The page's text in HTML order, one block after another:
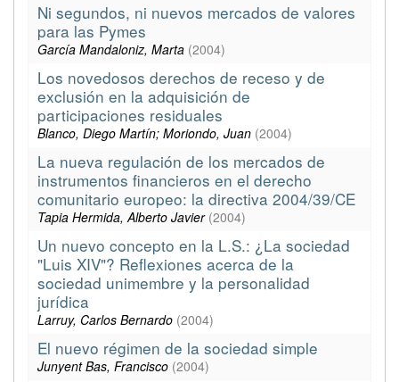
Ni segundos, ni nuevos mercados de valores
para las Pymes
García Mandaloniz, Marta (2004)
Los novedosos derechos de receso y de
exclusión en la adquisición de
participaciones residuales
Blanco, Diego Martín; Moriondo, Juan (2004)
La nueva regulación de los mercados de
instrumentos financieros en el derecho
comunitario europeo: la directiva 2004/39/CE
Tapia Hermida, Alberto Javier (2004)
Un nuevo concepto en la L.S.: ¿La sociedad
"Luis XIV"? Reflexiones acerca de la
sociedad unimembre y la personalidad
jurídica
Larruy, Carlos Bernardo (2004)
El nuevo régimen de la sociedad simple
Junyent Bas, Francisco (2004)